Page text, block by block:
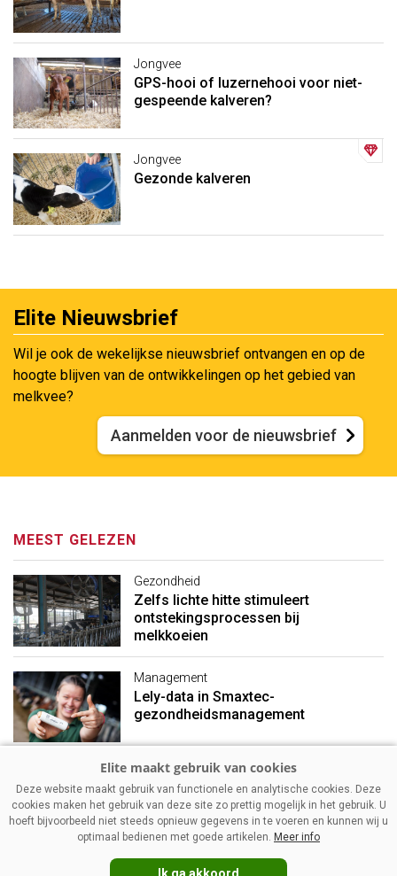
Jongvee
GPS-hooi of luzernehooi voor niet-
gespeende kalveren?
Jongvee
Gezonde kalveren
Elite Nieuwsbrief
Wil je ook de wekelijkse nieuwsbrief ontvangen en op de
hoogte blijven van de ontwikkelingen op het gebied van
melkvee?
Aanmelden voor de nieuwsbrief
MEEST GELEZEN
Gezondheid
Zelfs lichte hitte stimuleert
ontstekingsprocessen bij
melkkoeien
Management
Lely-data in Smaxtec-
gezondheidsmanagement
Management
Mager melkpoeder: stevigere
prijzen ondanks vakantietijd
Deze website maakt gebruik van functionele en analytische cookies. Deze
cookies maken het gebruik van deze site zo prettig mogelijk in het gebruik. U
hoeft bijvoorbeeld niet steeds opnieuw gegevens in te voeren en kunnen wij u
optimaal bedienen met goede artikelen. Meer info